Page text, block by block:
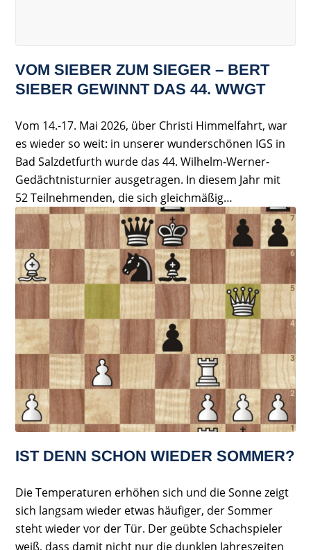
VOM SIEBER ZUM SIEGER – BERT
SIEBER GEWINNT DAS 44. WWGT
Vom 14.-17. Mai 2026, über Christi Himmelfahrt, war
es wieder so weit: in unserer wunderschönen IGS in
Bad Salzdetfurth wurde das 44. Wilhelm-Werner-
Gedächtnisturnier ausgetragen. In diesem Jahr mit
52 Teilnehmenden, die sich gleichmäßig…
IST DENN SCHON WIEDER SOMMER?
Die Temperaturen erhöhen sich und die Sonne zeigt
sich langsam wieder etwas häufiger, der Sommer
steht wieder vor der Tür. Der geübte Schachspieler
weiß, dass damit nicht nur die dunklen Jahreszeiten